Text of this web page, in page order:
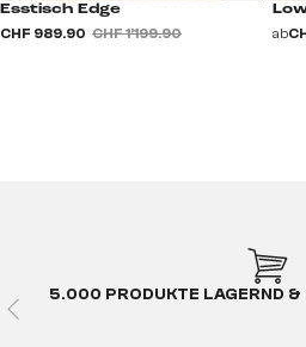
Esstisch Edge
CHF 989.90 CHF 1’199.90 ab
5.000 PRODUKTE LAGERND &